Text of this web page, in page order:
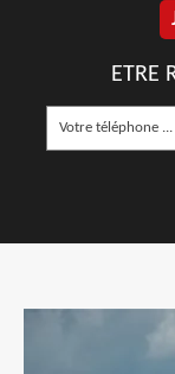
ETRE